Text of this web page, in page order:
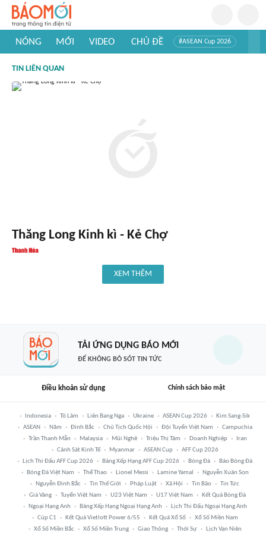
NÓNG MỚI VIDEO CHỦ ĐỀ #ASEAN Cup 2026
#Khám phá thế giới
TIN LIÊN QUAN
Thăng Long Kinh kì - Kẻ Chợ
XEM THÊM
TẢI ỨNG DỤNG BÁO MỚI
ĐỂ KHÔNG BỎ SÓT TIN TỨC
Điều khoản sử dụng Chính sách bảo mật
Indonesia Tô Lâm Liên Bang Nga Ukraine ASEAN Cup 2026
Kim Sang-Sik
ASEAN
Năm Đình Bắc Chủ Tịch Quốc Hội Đội Tuyển Việt Nam
Campuchia
Trần Thanh Mẫn
Malaysia Mũi Nghê Triệu Thị Tâm Doanh Nghiệp
Iran
Cảnh Sát Kinh Tế
Myanmar ASEAN Cup
AFF Cup 2026
Lịch Thi Đấu AFF Cup 2026
Bảng Xếp Hạng AFF Cup 2026 Bóng Đá
Báo Bóng Đá
Bóng Đá Việt Nam
Thể Thao Lionel Messi Lamine Yamal
Nguyễn Xuân Son
Nguyễn Đình Bắc
Tin Thế Giới Pháp Luật Xã Hội Tin Bão
Tin Tức
Giá Vàng
Tuyển Việt Nam U23 Việt Nam U17 Việt Nam
Kết Quả Bóng Đá
Ngoại Hạng Anh
Bảng Xếp Hạng Ngoại Hạng Anh
Lịch Thi Đấu Ngoại Hạng Anh
Cúp C1
Kết Quả Vietlott Power 6/55 Kết Quả Xổ Số
Xổ Số Miền Nam
Xổ Số Miền Bắc
Xổ Số Miền Trung Giao Thông Thời Sự Lịch Vạn Niên